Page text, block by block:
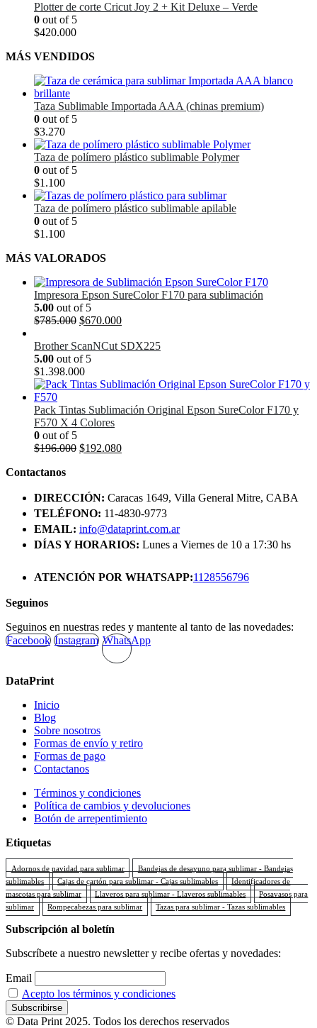
Plotter de corte Cricut Joy 2 + Kit Deluxe – Verde
0 out of 5
$420.000
MÁS VENDIDOS
Taza Sublimable Importada AAA (chinas premium)
0 out of 5
$3.270
Taza de polímero plástico sublimable Polymer
0 out of 5
$1.100
Taza de polímero plástico sublimable apilable
0 out of 5
$1.100
MÁS VALORADOS
Impresora Epson SureColor F170 para sublimación
5.00 out of 5
$785.000 El
original
era:
$785.000.
$670.000El
actual
Brother ScanNCut SDX225
5.00 out of 5
$1.398.000
Pack Tintas Sublimación Original Epson SureColor F170 y
F570 X 4 Colores
0 out of 5
$196.000 El
$196.000.
$192.080El
$192.080.
Contactanos
DIRECCIÓN: Caracas 1649, Villa General Mitre, CABA
TELÉFONO: 11-4830-9773
EMAIL: info@dataprint.com.ar
DÍAS Y HORARIOS: Lunes a Viernes de 10 a 17:30 hs
ATENCIÓN POR WHATSAPP:1128556796
Seguinos
Seguinos en nuestras redes y mantente al tanto de las novedades:
Facebook Instagram WhatsApp
DataPrint
Inicio
Blog
Sobre nosotros
Formas de envío y retiro
Formas de pago
Contactanos
Términos y condiciones
Política de cambios y devoluciones
Botón de arrepentimiento
Etiquetas
Adornos de navidad para sublimar
Bandejas de desayuno para sublimar - Bandejas
sublimables
Cajas de cartón para sublimar - Cajas sublimables
Identificadores de
mascotas para sublimar
Llaveros para sublimar - Llaveros sublimables
Posavasos para
sublimar
Rompecabezas para sublimar Tazas para sublimar - Tazas sublimables
Subscripción al boletín
Subscríbete a nuestro newsletter y recibe ofertas y novedades:
Email
Acepto los términos y condiciones
© Data Print 2025. Todos los derechos reservados